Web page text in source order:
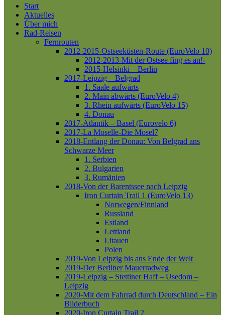
Close
Menu
Start
Aktuelles
Über mich
Rad-Reisen
Fernrouten
2012-2015-Ostseeküsten-Route (EuroVelo 10)
2012-2013-Mit der Ostsee fing es an!-
2015-Helsinki – Berlin
2017-Leipzig – Belgrad
1. Saale aufwärts
2. Main abwärts (EuroVelo 4)
3. Rhein aufwärts (EuroVelo 15)
4. Donau
2017-Atlantik – Basel (Eurovelo 6)
2017-La Moselle-Die Mosel7
2018-Entlang der Donau: Von Belgrad ans
Schwarze Meer
1. Serbien
2. Bulgarien
3. Rumänien
2018-Von der Barentssee nach Leipzig
Iron Curtain Trail 1 (EuroVelo 13)
Norwegen/Finnland
Russland
Estland
Lettland
Litauen
Polen
2019-Von Leipzig bis ans Ende der Welt
2019-Der Berliner Mauerradweg
2019-Leipzig – Stettiner Haff – Usedom –
Leipzig
2020-Mit dem Fahrrad durch Deutschland – Ein
Bilderbuch
2020-Iron Curtain Trail 2